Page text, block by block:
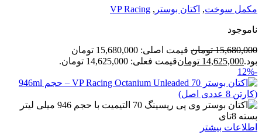
مکمل سوخت, اکتان بوستر ,
VP Racing
ناموجود
15,680,000 تومان
قیمت اصلی: 15,680,000 تومان
بود.14,625,000 تومانقیمت فعلی: 14,625,000 تومان.
-12%
اطلاعات بیشتر